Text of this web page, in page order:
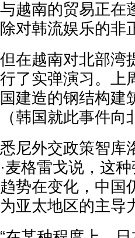
与越南的贸易正在
除对韩流娱乐的非
但在越南对北部湾
行了实弹演习。上
国建造的钢结构建
（韩国就此事件
悉尼外交政策智库
·麦格雷戈说，这
趋势在变化，中国
为亚太地区的主导